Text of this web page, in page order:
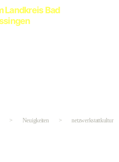
> Neuigkeiten > netzwerkstattkultur